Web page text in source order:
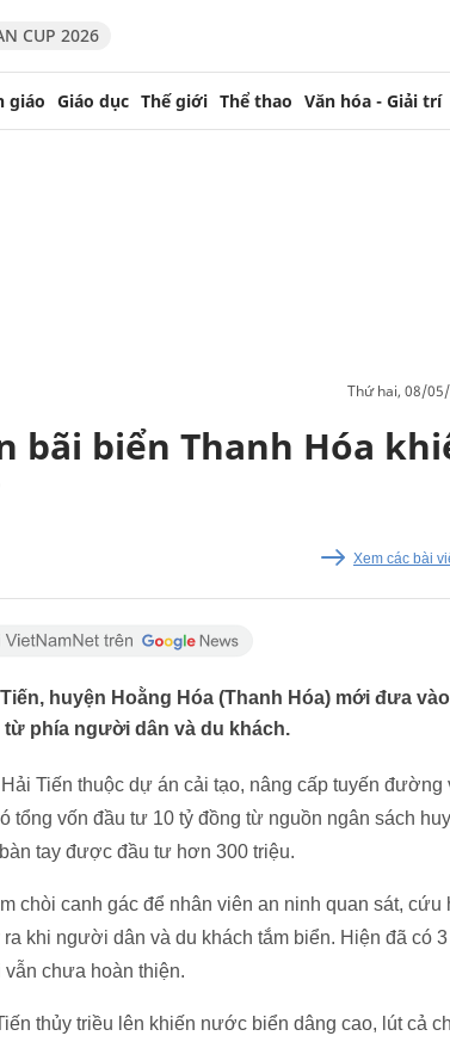
CUP 2026
giáo Giáo dục Thế giới Thể thao Văn hóa - Giải trí
thứ hai, 08/
bãi biển Thanh Hóa
Xem các bài
huyện Hoằng Hóa (Thanh Hóa) mới đưa
phía người dân và du khách.
Tiến thuộc dự án cải tạo, nâng cấp tuyến đường
tổng vốn đầu tư 10 tỷ đồng từ nguồn ngân sách
tay được đầu tư hơn 300 triệu.
chòi canh gác để nhân viên an ninh quan sát, cứu
khi người dân và du khách tắm biển. Hiện đã có
chưa hoàn thiện.
thủy triều lên khiến nước biển dâng cao, lút cả